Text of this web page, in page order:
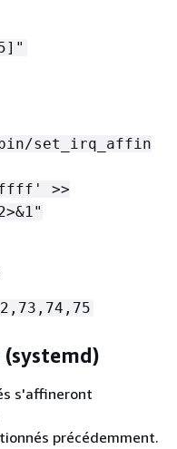
set_irq_affin
>>
s'affineront
précédemment.